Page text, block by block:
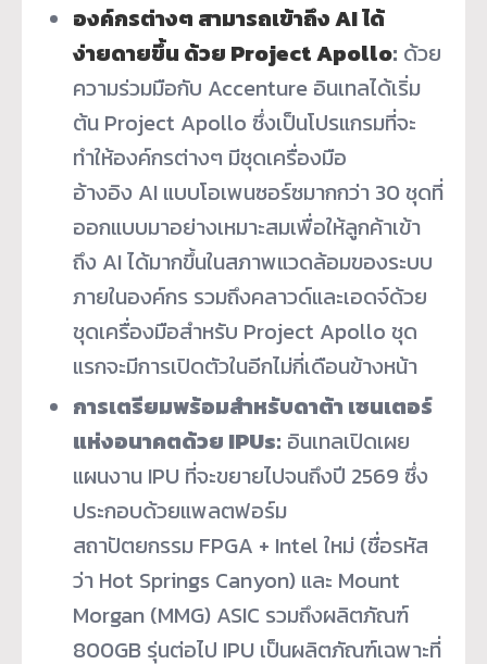
องค์กรต่างๆ สามารถเข้าถึงAI ได้
ง่ายดายขึ้น ด้วย Project Apollo: ด้วย
ความร่วมมือกับ Accenture อินเทลได้เริ่ม
ต้น Project Apollo ซึ่งเป็นโปรแกรมที่จะ
ทำให้องค์กรต่างๆ มีชุดเครื่องมือ
อ้างอิง AI แบบโอเพนซอร์ซมากกว่า 30 ชุดที่
ออกแบบมาอย่างเหมาะสมเพื่อให้ลูกค้าเข้า
ถึง AI ได้มากขึ้นในสภาพแวดล้อมของระบบ
ภายในองค์กร รวมถึงคลาวด์และเอดจ์ด้วย
ชุดเครื่องมือสำหรับ Project Apollo ชุด
แรกจะมีการเปิดตัวในอีกไม่กี่เดือนข้างหน้า
การเตรียมพร้อมสำหรับดาต้า เซนเตอร์
แห่งอนาคตด้วย IPUs: อินเทลเปิดเผย
แผนงาน IPU ที่จะขยายไปจนถึงปี 2569 ซึ่ง
ประกอบด้วยแพลตฟอร์ม
สถาปัตยกรรม FPGA + Intel ใหม่ (ชื่อรหัส
ว่า Hot Springs Canyon) และ Mount
Morgan (MMG) ASIC รวมถึงผลิตภัณฑ์
800GB รุ่นต่อไป IPU เป็นผลิตภัณฑ์เฉพาะที่